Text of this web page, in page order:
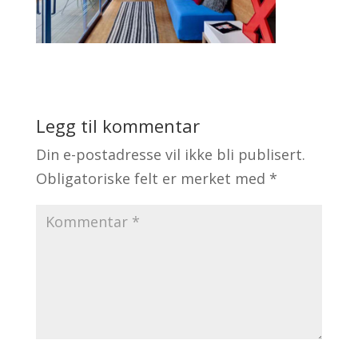
Legg til kommentar
Din e-postadresse vil ikke bli publisert.
Obligatoriske felt er merket med *